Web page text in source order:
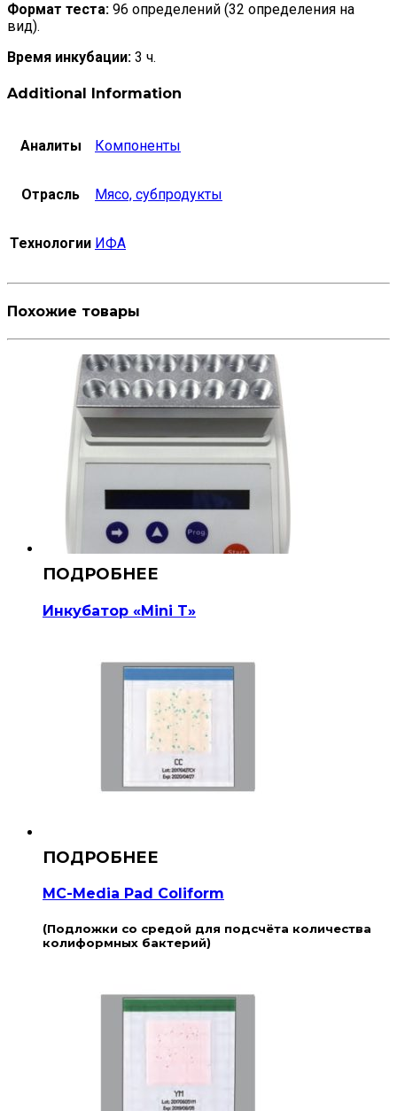
Формат теста: 96 определений (32 определения на
вид).
Время инкубации: 3 ч.
Additional Information
Аналиты Компоненты
Отрасль Мясо, субпродукты
Технологии ИФА
Похожие товары
Инкубатор «Mini T»
MC-Media Pad Coliform
(Подложки со средой для подсчёта количества
колиформных бактерий)